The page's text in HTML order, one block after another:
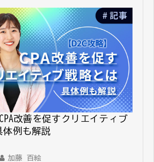
CPA改善を促すクリエイティブ
体例も解説
加藤 百絵